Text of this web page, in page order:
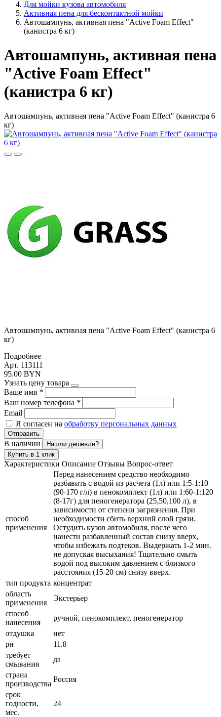
Для мойки кузова автомобиля
Активная пена для бесконтактной мойки
Автошампунь, активная пена "Active Foam Effect"
(канистра 6 кг)
Автошампунь, активная пена
"Active Foam Effect"
(канистра 6 кг)
Автошампунь, активная пена "Active Foam Effect" (канистра 6
кг)
Автошампунь, активная пена "Active Foam Effect" (канистра 6
кг)
Подробнее
Арт. 113111
95.00 BYN
Узнать цену товара
Ваше имя *
Ваш номер телефона *
Email
Я согласен на обработку персональных данных
Отправить
В наличии
Нашли дешевле?
Купить в 1 клик
Характеристики Описание Отзывы Вопрос-ответ
способ
применения
Перед нанесением средство необходимо
разбавить с водой из расчета (1л) или 1:5-1:10
(90-170 г/л) в пенокомплект (1л) или 1:60-1:120
(8-17г) для пеногенератора (25,50,100 л), в
зависимости от степени загрязнения. При
необходимости сбить верхний слой грязи.
Остудить кузов автомобиля, после чего
нанести разбавленный состав снизу вверх,
чтобы избежать подтеков. Выдержать 1-2 мин.
не допуская высыхания! Тщательно смыть
водой под высоким давлением с близкого
расстояния (15-20 см) снизу вверх.
тип продукта концентрат
область
применения
Экстерьер
способ
нанесения
ручной, пенокомплект, пеногенератор
отдушка
нет
рн
11.8
требует
смывания
да
страна
производства
Россия
срок
годности,
мес.
24